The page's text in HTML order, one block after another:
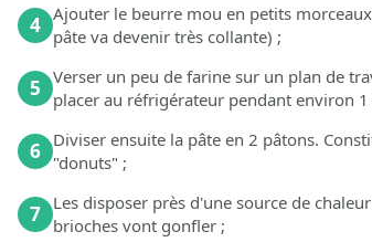
4 Ajouter le beurre mou en petits
pâte va devenir très collante) ;
5 Verser un peu de farine sur un plan de
placer au réfrigérateur pendant environ 1
6 Diviser ensuite la pâte en 2 pâtons.
"donuts" ;
7 Les disposer près d'une source de
brioches vont gonfler ;